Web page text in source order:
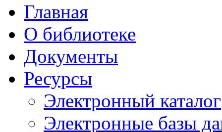
Главная
О библиотеке
Документы
Ресурсы
Электронный каталог
Электронные базы